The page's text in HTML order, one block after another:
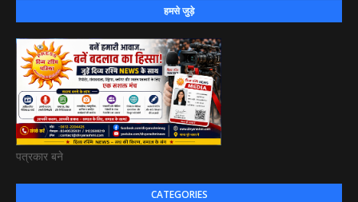
हमसे जुड़े
पत्रकार बने
CATEGORIES